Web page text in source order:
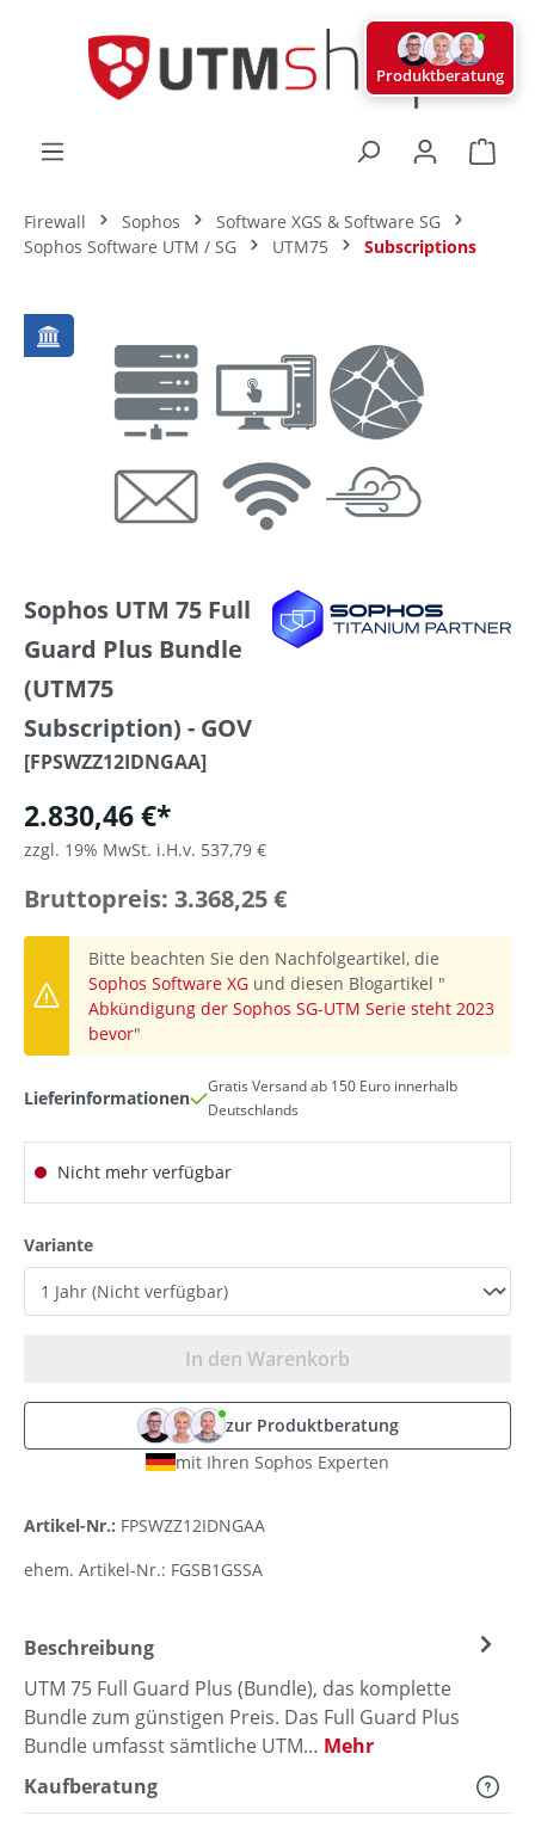
Firewall Sophos
Software XGS & Software SG
Sophos Software UTM / SG
UTM75 Subscriptions
Bildergalerie überspringen
Sophos UTM 75 Full
Guard Plus Bundle
(UTM75
Subscription) - GOV
[FPSWZZ12IDNGAA]
2.830,46 €*
zzgl. 19% MwSt. i.H.v. 537,79 €
Bruttopreis: 3.368,25 €
Bitte beachten Sie den Nachfolgeartikel, die
Sophos Software XG und diesen Blogartikel "
Abkündigung der Sophos SG-UTM Serie steht 2023
bevor"
Lieferinformationen
Gratis Versand ab 150 Euro innerhalb
Deutschlands
Nicht mehr verfügbar
Varianteauswählen
In den Warenkorb
zur Produktberatung
mit Ihren Sophos Experten
Artikel-Nr.: FPSWZZ12IDNGAA
ehem. Artikel-Nr.: FGSB1GSSA
Beschreibung
UTM 75 Full Guard Plus (Bundle), das komplette
Bundle zum günstigen Preis. Das Full Guard Plus
Bundle umfasst sämtliche UTM… Mehr
Kaufberatung
Produktberatung